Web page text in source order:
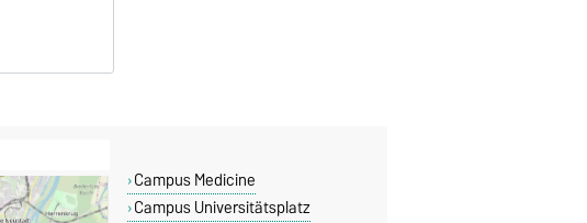
Campus Medicine
Campus Universitätsplatz